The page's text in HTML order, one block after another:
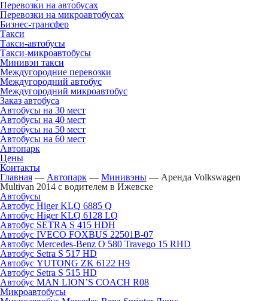
Перевозки на автобусах
Перевозки на микроавтобусах
Бизнес-трансфер
Такси
Такси-автобусы
Такси-микроавтобусы
Минивэн такси
Междугородние перевозки
Междугородний автобус
Междугородний микроавтобус
Заказ автобуса
Автобусы на 30 мест
Автобусы на 40 мест
Автобусы на 50 мест
Автобусы на 60 мест
Автопарк
Цены
Контакты
Главная — Автопарк — Минивэны — Аренда Volkswagen
Multivan 2014 с водителем в Ижевске
Автобусы
Автобус Higer KLQ 6885 Q
Автобус Higer KLQ 6128 LQ
Автобус SETRA S 415 HDH
Автобус IVECO FOXBUS 22501В-07
Автобус Mercedes-Benz O 580 Travego 15 RHD
Автобус Setra S 517 HD
Автобус YUTONG ZK 6122 H9
Автобус Setra S 515 HD
Автобус MAN LION’S COACH R08
Микроавтобусы